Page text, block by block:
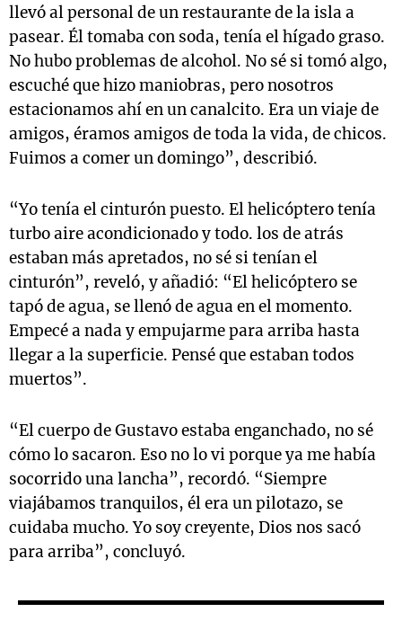
llevó al personal de un restaurante de la isla a
pasear. Él tomaba con soda, tenía el hígado graso.
No hubo problemas de alcohol. No sé si tomó algo,
escuché que hizo maniobras, pero nosotros
estacionamos ahí en un canalcito. Era un viaje de
amigos, éramos amigos de toda la vida, de chicos.
Fuimos a comer un domingo”, describió.
“Yo tenía el cinturón puesto. El helicóptero tenía
turbo aire acondicionado y todo. los de atrás
estaban más apretados, no sé si tenían el
cinturón”, reveló, y añadió: “El helicóptero se
tapó de agua, se llenó de agua en el momento.
Empecé a nada y empujarme para arriba hasta
llegar a la superficie. Pensé que estaban todos
muertos”.
“El cuerpo de Gustavo estaba enganchado, no sé
cómo lo sacaron. Eso no lo vi porque ya me había
socorrido una lancha”, recordó. “Siempre
viajábamos tranquilos, él era un pilotazo, se
cuidaba mucho. Yo soy creyente, Dios nos sacó
para arriba”, concluyó.